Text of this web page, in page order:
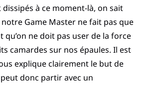
à ce moment-là, on sait
Game Master ne fait pas que
ne doit pas user de la force
camardes sur nos épaules. Il est
explique clairement le but de
donc partir avec un